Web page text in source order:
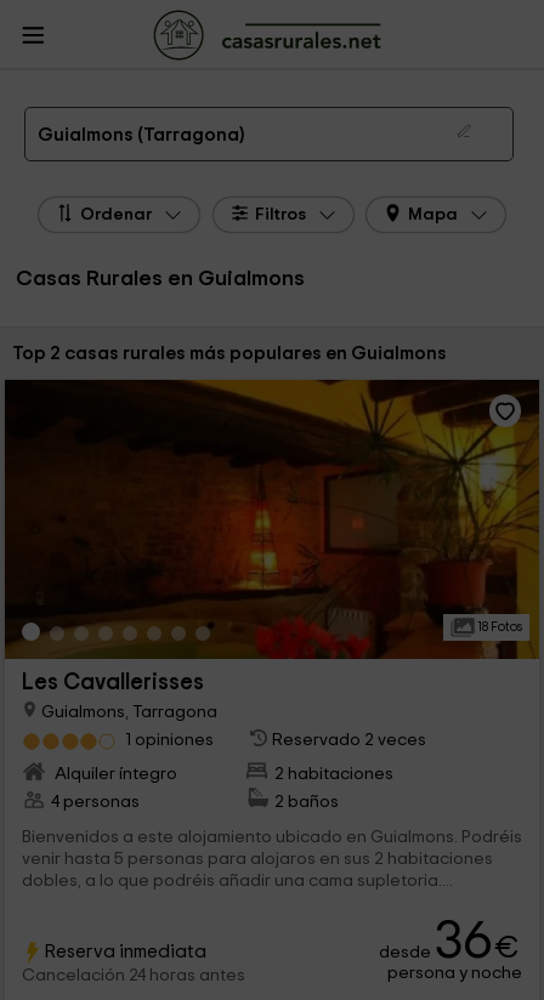
Casas Rurales
Tarragona
Casas Rurales Guialmons
Las 2 mejores casas rurales en Guialmons de 2026
Guialmons (Tarragona)
Ordenar Filtros Mapa
Casas Rurales en Guialmons
Ordenar por:
Top 2 casas rurales más populares en Guialmons
18 Fotos
Les Cavallerisses
Guialmons, Tarragona
1 opiniones
Reservado 2 veces
Alquiler íntegro
2 habitaciones
4 personas
2 baños
Bienvenidos a este alojamiento ubicado en Guialmons. Podréis
venir hasta 5 personas para alojaros en sus 2 habitaciones
dobles, a lo que podréis añadir una cama supletoria....
Reserva inmediata
Cancelación 24 horas antes
desde 36€
persona y noche